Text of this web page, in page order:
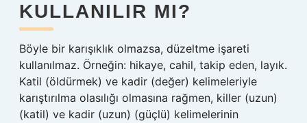
KULLANILIR MI?
Böyle bir karışıklık olmazsa, düzeltme işareti
kullanılmaz. Örneğin: hikaye, cahil, takip eden, layık.
Katil (öldürmek) ve kadir (değer) kelimeleriyle
karıştırılma olasılığı olmasına rağmen, killer (uzun)
(katil) ve kadir (uzun) (güçlü) kelimelerinin